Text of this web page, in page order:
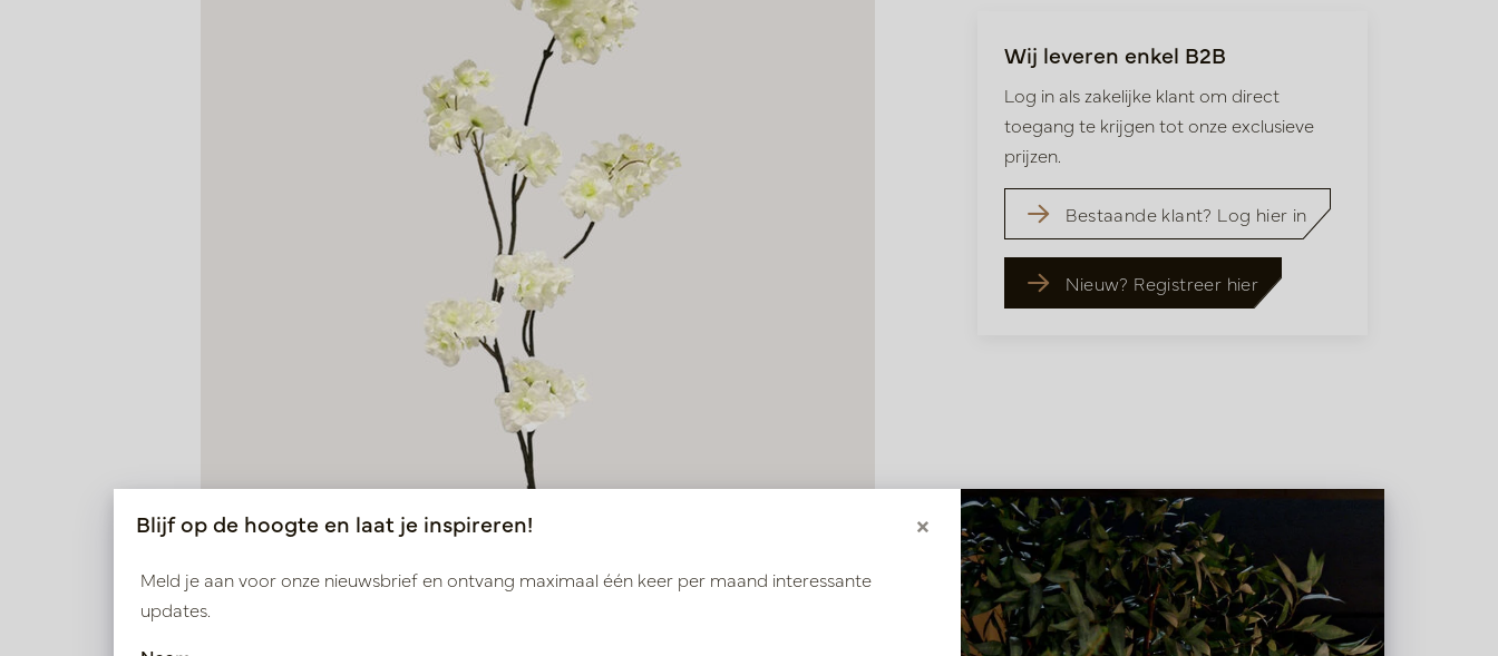
Wij leveren enkel B2B
Log in als zakelijke klant om direct
toegang te krijgen tot onze exclusieve
prijzen.
Bestaande klant? Log hier in
Nieuw? Registreer hier
Blijf op de hoogte en laat je inspireren! ×
Meld je aan voor onze nieuwsbrief en ontvang maximaal één keer per maand interessante
updates.